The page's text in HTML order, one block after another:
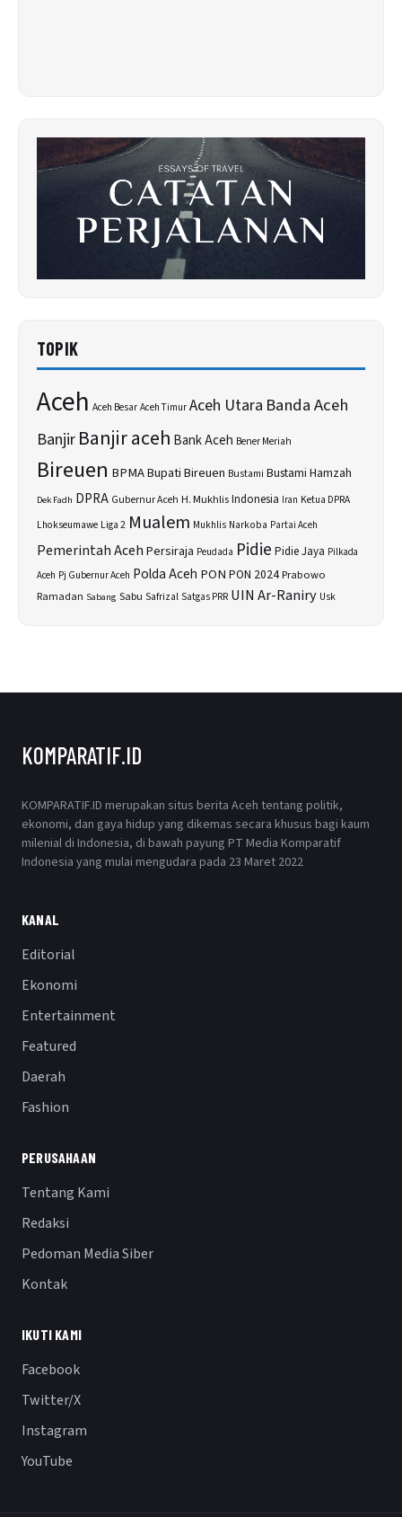
TOPIK
Aceh Aceh Besar Aceh Timur Aceh Utara Banda Aceh
BanjirBanjir aceh Bank Aceh Bener Meriah
Bireuen BPMABupati Bireuen Bustami Bustami Hamzah
Dek Fadh DPRA Gubernur Aceh H. MukhlisIndonesia Iran Ketua DPRA
Lhokseumawe Liga 2 Mualem Mukhlis Narkoba Partai Aceh
Pemerintah AcehPersiraja Peudada Pidie Pidie Jaya Pilkada
Aceh Pj Gubernur Aceh Polda Aceh PON PON 2024Prabowo
Ramadan Sabang Sabu Safrizal Satgas PRR UIN Ar-Raniry Usk
KOMPARATIF.ID
KOMPARATIF.ID merupakan situs berita Aceh tentang politik,
ekonomi, dan gaya hidup yang dikemas secara khusus bagi kaum
milenial di Indonesia, di bawah payung PT Media Komparatif
Indonesia yang mulai mengudara pada 23 Maret 2022
KANAL
Editorial
Ekonomi
Entertainment
Featured
Daerah
Fashion
PERUSAHAAN
Tentang Kami
Redaksi
Pedoman Media Siber
Kontak
IKUTI KAMI
Facebook
Twitter/X
Instagram
YouTube